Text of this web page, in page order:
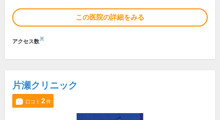
この医院の詳細をみる
アクセス数※
片瀬クリニック
口コミ 2件